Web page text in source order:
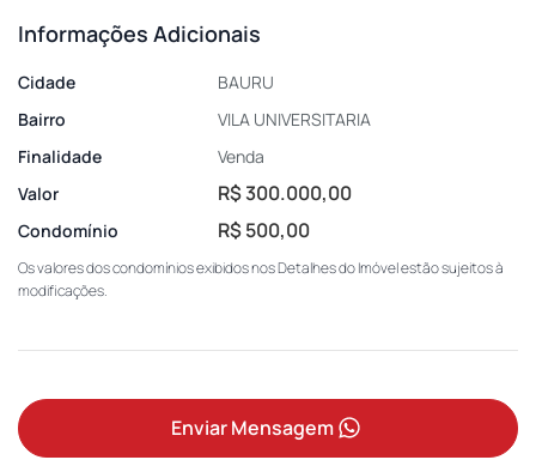
Informações Adicionais
Cidade
BAURU
Bairro
VILA UNIVERSITARIA
Finalidade
Venda
Valor
R$ 300.000,00
Condomínio R$ 500,00
Os valores dos condomínios exibidos nos Detalhes do Imóvel estão sujeitos à
modificações.
Enviar Mensagem